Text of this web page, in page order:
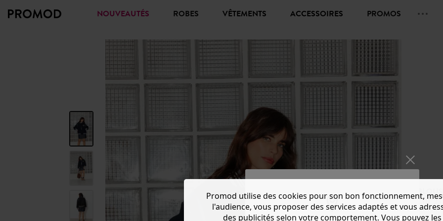
NOUVEAUTÉS ROBES VÊTEMENTS ACCESSOIRES PROMOS
CHF
Couleur :
Promod utilise des cookies pour son bon fonctionnement,
l'audience, vous proposer des services adaptés et vous
des publicités selon votre comportement. Vous pouvez les